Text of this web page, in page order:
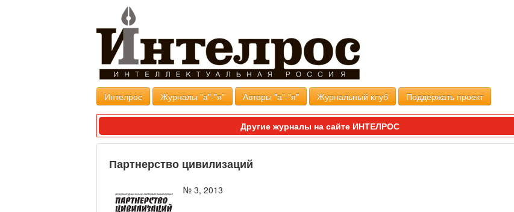
Интелрос Журналы "а"-"я" Авторы "а"-"я" Журнальный клуб Поддержать проект
Другие журналы на сайте ИНТЕЛРОС
Партнерство цивилизаций
№ 3, 2013